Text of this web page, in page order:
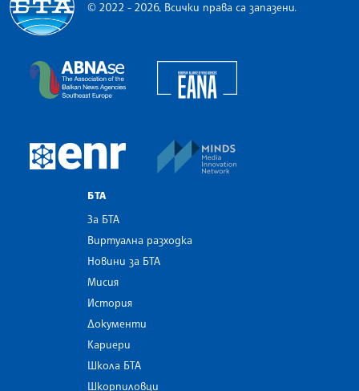
© 2022 - 2026, Всички права са запазени.
The Assocoation of the Balkan News Agencies
European Newsroom
БТА
За БТА
Виртуална разходка
Новини за БТА
Мисия
История
Документи
Кариери
Школа БТА
Шкорпиловци